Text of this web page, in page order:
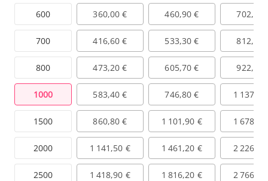
600
700
800
1000
1500
2000
2500
360,00 € 460,90 € 702,10
416,60 € 533,30 € 812,40
473,20 € 605,70 € 922,70
583,40 € 746,80 € 1
860,80 € 1 101,90 € 1
1 141,50 € 1 461,20 € 2
1 418,90 € 1 816,20 € 2